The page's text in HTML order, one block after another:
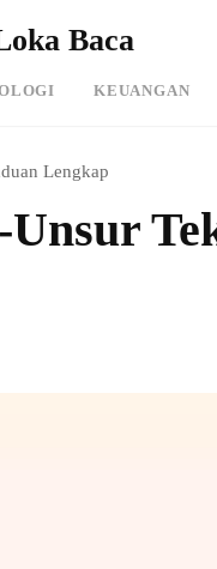
Baca
KEUANGAN
Lengkap